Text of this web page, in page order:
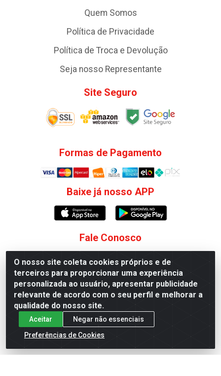
O nosso site coleta cookies próprios e de
terceiros para proporcionar uma experiência
personalizada ao usuário, apresentar publicidade
relevante de acordo com o seu perfil e melhorar a
qualidade do nosso site.
Aceitar
Negar não essenciais
Preferências de Cookies
Quem Somos
Política de Privacidade
Política de Troca e Devolução
Seja nosso Representante
Site Seguro
Formas de Pagamento
Baixe já nosso APP
Fale Conosco
(75) 99188-6431
(75) 99118-9228
sac@jscosmeticos.com.br
Redes Sociais